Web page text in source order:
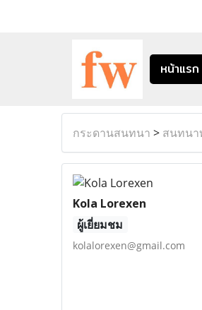
หน้าแรก
กระดานสนทนา > สนทนา
Kola Lorexen
ผู้เยี่ยมชม
kolalorexen@gmail.com